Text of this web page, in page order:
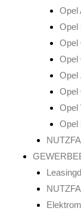
Opel
Opel
Opel
Opel
Opel
Opel
Opel
Opel